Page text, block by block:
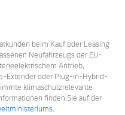
beim Kauf oder Leasing
Neufahrzeugs der EU-
Antrieb,
Extender oder Plug-in-Hybrid-
klimaschutzrelevante
finden Sie auf der